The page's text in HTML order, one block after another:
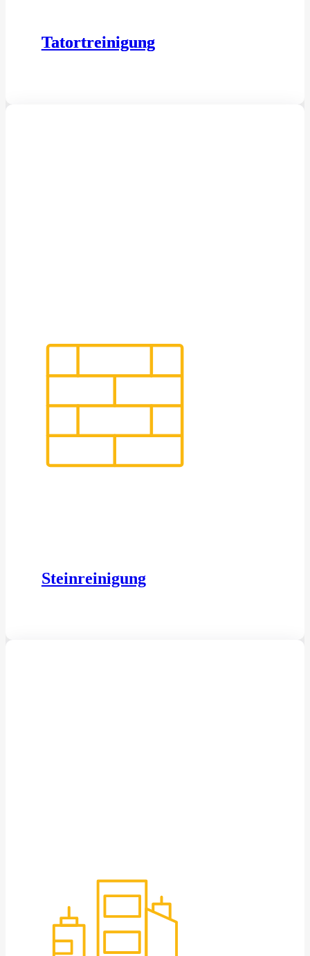
Tatortreinigung
Steinreinigung